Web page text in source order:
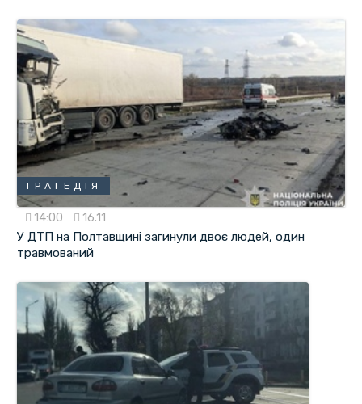
ТРАГЕДІЯ
14:00 16.11
У ДТП на Полтавщині загинули двоє людей, один
травмований